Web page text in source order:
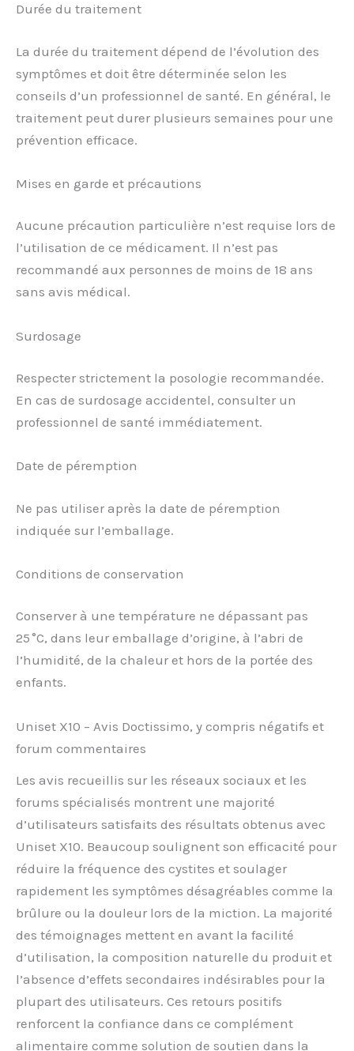
Durée du traitement
La durée du traitement dépend de l’évolution des
symptômes et doit être déterminée selon les
conseils d’un professionnel de santé. En général, le
traitement peut durer plusieurs semaines pour une
prévention efficace.
Mises en garde et précautions
Aucune précaution particulière n’est requise lors de
l’utilisation de ce médicament. Il n’est pas
recommandé aux personnes de moins de 18 ans
sans avis médical.
Surdosage
Respecter strictement la posologie recommandée.
En cas de surdosage accidentel, consulter un
professionnel de santé immédiatement.
Date de péremption
Ne pas utiliser après la date de péremption
indiquée sur l’emballage.
Conditions de conservation
Conserver à une température ne dépassant pas
25 °C, dans leur emballage d’origine, à l’abri de
l’humidité, de la chaleur et hors de la portée des
enfants.
Uniset X10 – Avis Doctissimo, y compris négatifs et
forum commentaires
Les avis recueillis sur les réseaux sociaux et les
forums spécialisés montrent une majorité
d’utilisateurs satisfaits des résultats obtenus avec
Uniset X10. Beaucoup soulignent son efficacité pour
réduire la fréquence des cystites et soulager
rapidement les symptômes désagréables comme la
brûlure ou la douleur lors de la miction. La majorité
des témoignages mettent en avant la facilité
d’utilisation, la composition naturelle du produit et
l’absence d’effets secondaires indésirables pour la
plupart des utilisateurs. Ces retours positifs
renforcent la confiance dans ce complément
alimentaire comme solution de soutien dans la